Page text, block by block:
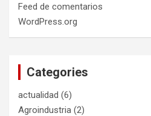
Feed de comentarios
WordPress.org
Categories
actualidad (6)
Agroindustria (2)